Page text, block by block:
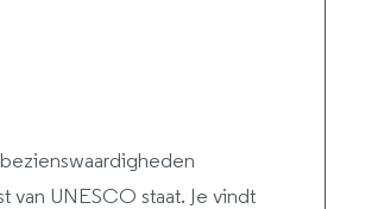
bezienswaardigheden
UNESCO staat. Je vindt